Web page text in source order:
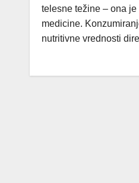
telesne težine – ona
medicine.
nutritivne vrednosti